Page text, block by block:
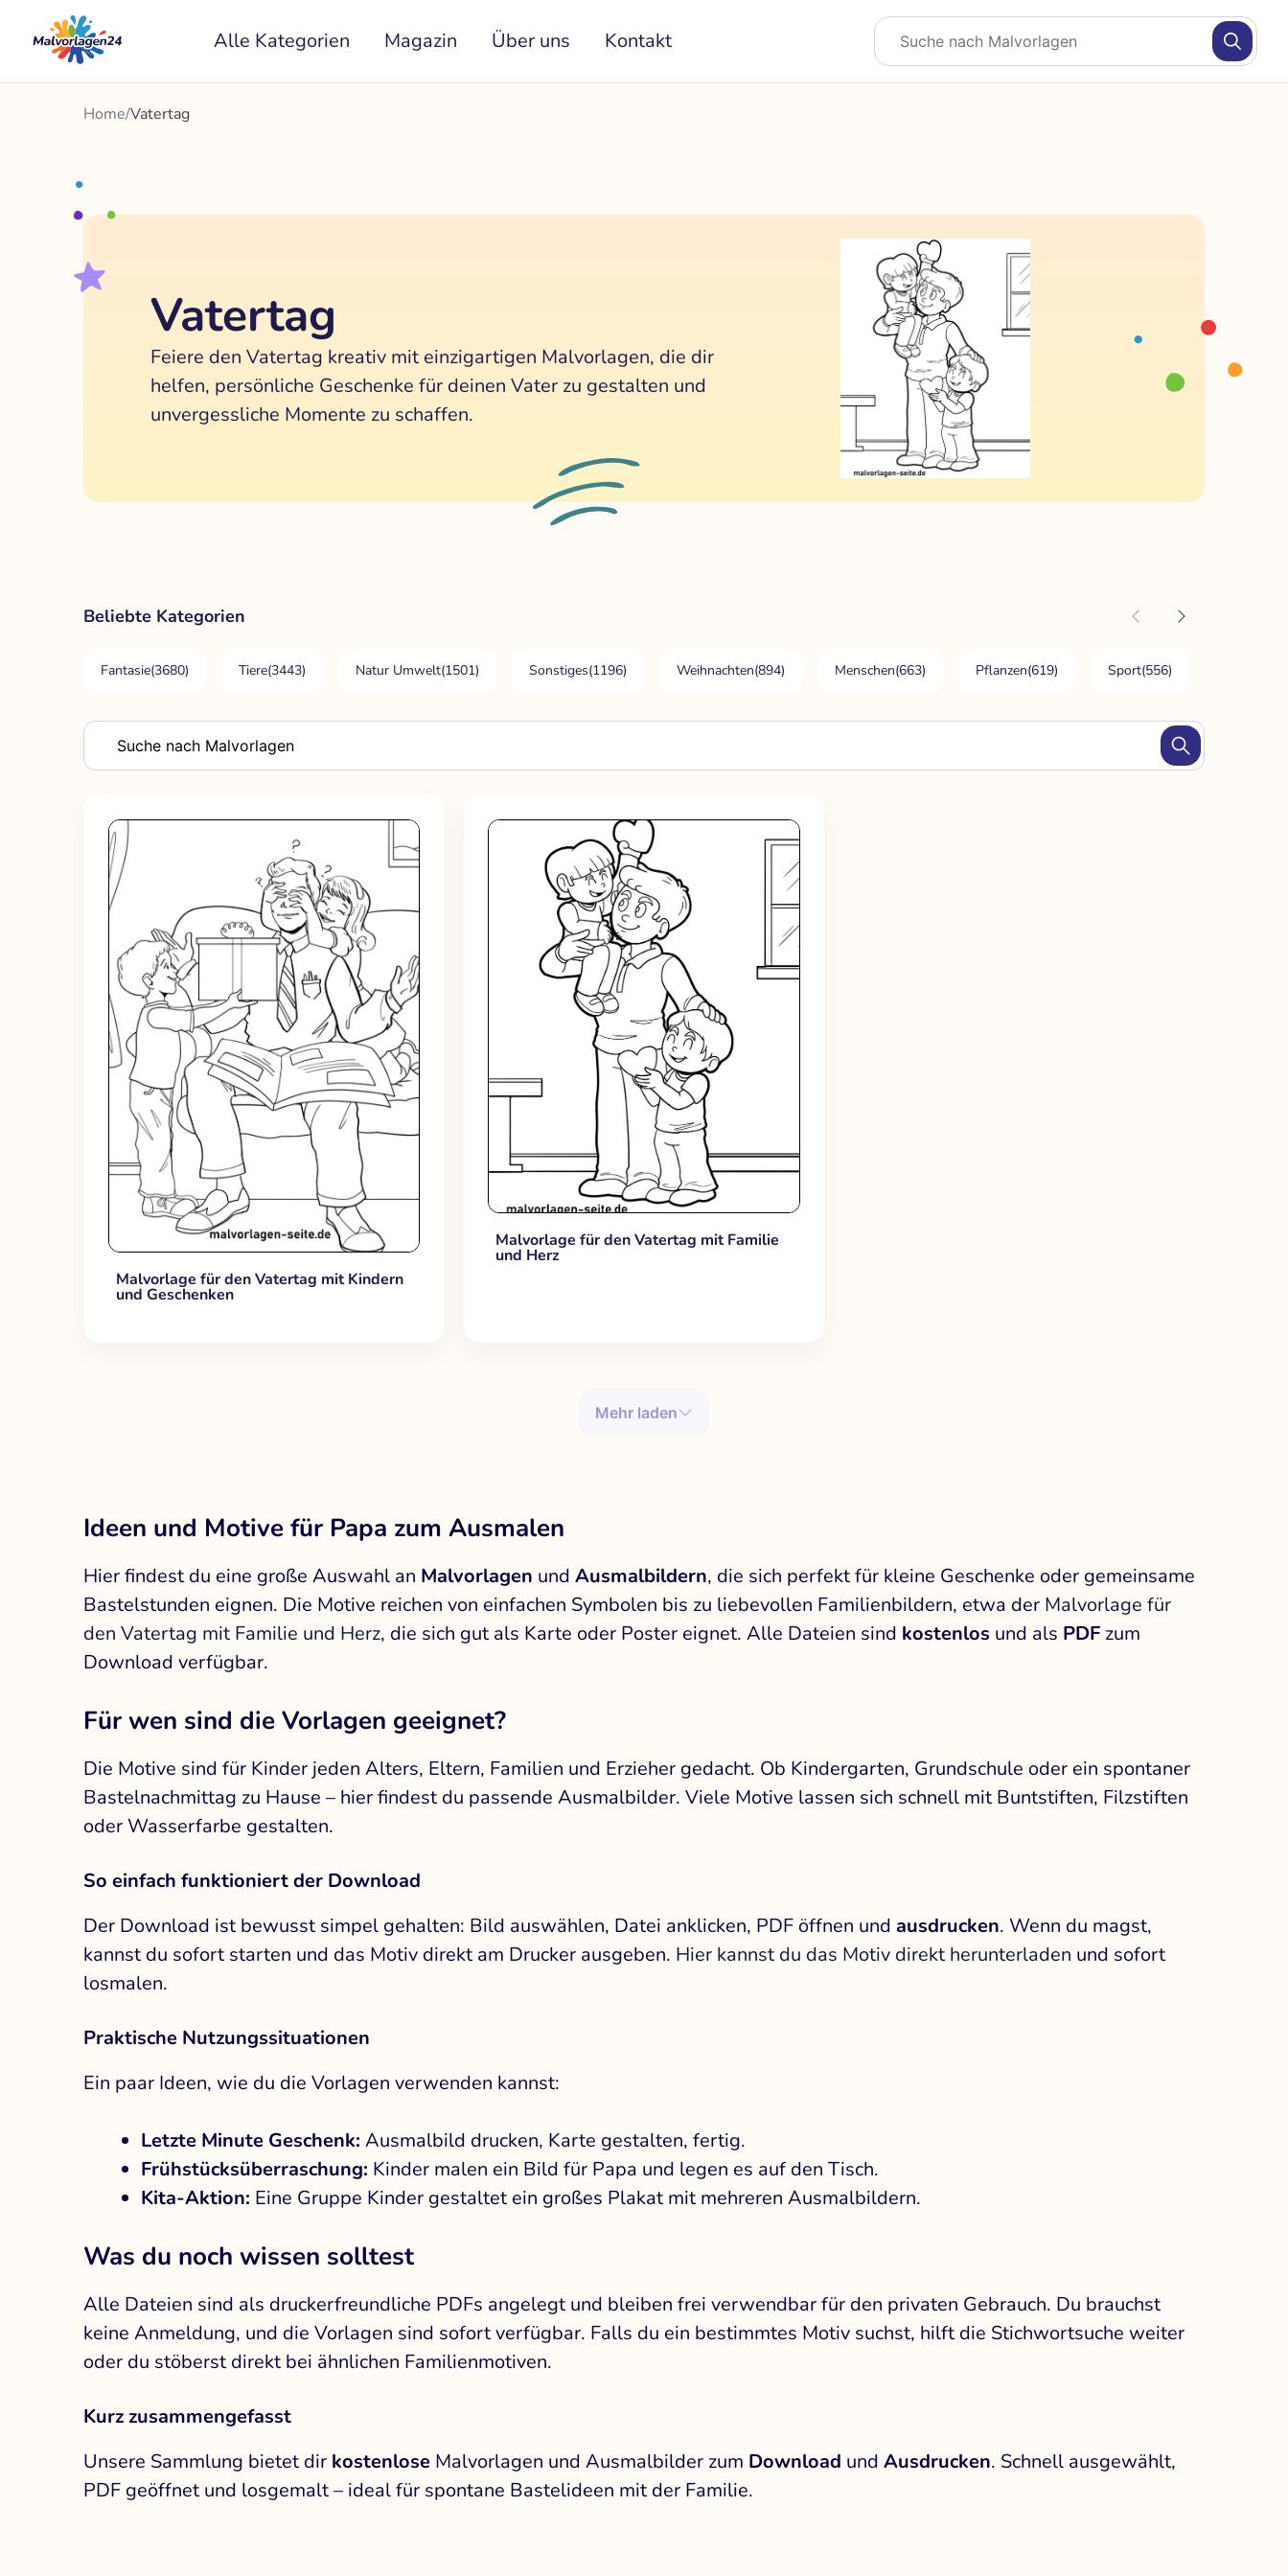
Inhalt
springen
Alle Kategorien Magazin Über uns Kontakt
Home/Vatertag
Vatertag
Feiere den Vatertag kreativ mit einzigartigen Malvorlagen, die dir
helfen, persönliche Geschenke für deinen Vater zu gestalten und
unvergessliche Momente zu schaffen.
Beliebte Kategorien
Fantasie(3680) Tiere(3443) Natur Umwelt(1501) Sonstiges(1196) Weihnachten(894) Menschen(663) Pflanzen(619) Sport(556)
Malvorlage für den Vatertag mit Kindern
und Geschenken
Malvorlage für den Vatertag mit Familie
und Herz
Mehr laden
Ideen und Motive für Papa zum Ausmalen
Hier findest du eine große Auswahl an Malvorlagen und Ausmalbildern, die sich perfekt für kleine Geschenke oder gemeinsame
Bastelstunden eignen. Die Motive reichen von einfachen Symbolen bis zu liebevollen Familienbildern, etwa der Malvorlage für
den Vatertag mit Familie und Herz, die sich gut als Karte oder Poster eignet. Alle Dateien sind kostenlos und als PDF zum
Download verfügbar.
Für wen sind die Vorlagen geeignet?
Die Motive sind für Kinder jeden Alters, Eltern, Familien und Erzieher gedacht. Ob Kindergarten, Grundschule oder ein spontaner
Bastelnachmittag zu Hause – hier findest du passende Ausmalbilder. Viele Motive lassen sich schnell mit Buntstiften, Filzstiften
oder Wasserfarbe gestalten.
So einfach funktioniert der Download
Der Download ist bewusst simpel gehalten: Bild auswählen, Datei anklicken, PDF öffnen und ausdrucken. Wenn du magst,
kannst du sofort starten und das Motiv direkt am Drucker ausgeben. Hier kannst du das Motiv direkt herunterladen und sofort
losmalen.
Praktische Nutzungssituationen
Ein paar Ideen, wie du die Vorlagen verwenden kannst:
Letzte Minute Geschenk: Ausmalbild drucken, Karte gestalten, fertig.
Frühstücksüberraschung: Kinder malen ein Bild für Papa und legen es auf den Tisch.
Kita-Aktion: Eine Gruppe Kinder gestaltet ein großes Plakat mit mehreren Ausmalbildern.
Was du noch wissen solltest
Alle Dateien sind als druckerfreundliche PDFs angelegt und bleiben frei verwendbar für den privaten Gebrauch. Du brauchst
keine Anmeldung, und die Vorlagen sind sofort verfügbar. Falls du ein bestimmtes Motiv suchst, hilft die Stichwortsuche weiter
oder du stöberst direkt bei ähnlichen Familienmotiven.
Kurz zusammengefasst
Unsere Sammlung bietet dir kostenlose Malvorlagen und Ausmalbilder zum Download und Ausdrucken. Schnell ausgewählt,
PDF geöffnet und losgemalt – ideal für spontane Bastelideen mit der Familie.